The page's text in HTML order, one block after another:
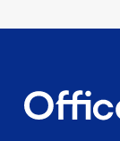
Hoogte:
Gewicht: